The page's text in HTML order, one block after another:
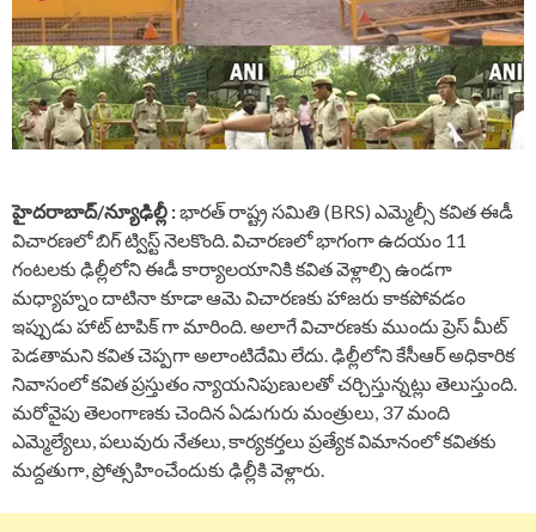
హైదరాబాద్/న్యూఢిల్లీ :భారత్ రాష్ట్ర సమితి (BRS) ఎమ్మెల్సీ కవిత ఈడీ
విచారణలో బిగ్ ట్విస్ట్ నెలకొంది. విచారణలో భాగంగా ఉదయం 11
గంటలకు ఢిల్లీలోని ఈడీ కార్యాలయానికి కవిత వెళ్లాల్సి ఉండగా
మధ్యాహ్నం దాటినా కూడా ఆమె విచారణకు హాజరు కాకపోవడం
ఇప్పుడు హాట్ టాపిక్ గా మారింది. అలాగే విచారణకు ముందు ప్రెస్ మీట్
పెడతామని కవిత చెప్పగా అలాంటిదేమి లేదు. ఢిల్లీలోని కేసీఆర్ అధికారిక
నివాసంలో కవిత ప్రస్తుతం న్యాయనిపుణులతో చర్చిస్తున్నట్లు తెలుస్తుంది.
మరోవైపు తెలంగాణకు చెందిన ఏడుగురు మంత్రులు, 37 మంది
ఎమ్మెల్యేలు, పలువురు నేతలు, కార్యకర్తలు ప్రత్యేక విమానంలో కవితకు
మద్దతుగా, ప్రోత్సహించేందుకు ఢిల్లీకి వెళ్లారు.